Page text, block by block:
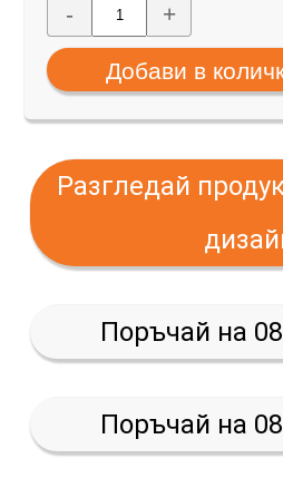
- +
Разгледай
Поръчай на
Поръчай на